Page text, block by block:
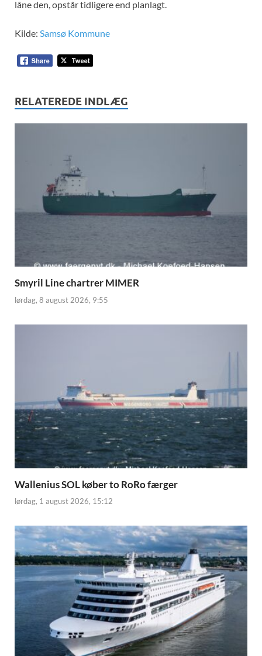
låne den, opstår tidligere end planlagt.
Kilde: Samsø Kommune
RELATEREDE INDLÆG
Smyril Line chartrer MIMER
lørdag, 8 august 2026, 9:55
Wallenius SOL køber to RoRo færger
lørdag, 1 august 2026, 15:12